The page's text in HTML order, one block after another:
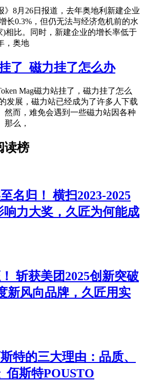
》8月26日报道，去年奥地利新建企业
长0.3%，但仍无法与经济危机前的水
)相比。同时，新建企业的增长率低于
，奥地
了_磁力挂了怎么办
Mag磁力站挂了，磁力挂了怎么
发展，磁力站已经成为了许多人下载
然而，难免会遇到一些磁力站因各种
那么，
读榜
名归！ 横扫2023-2025
响力大奖，久匠为何能成
斩获美团2025创新突破
新风向品牌，久匠用实
特的三大理由：品质、
佰斯特POUSTO